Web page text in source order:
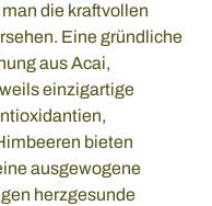
die kraftvollen
Eine gründliche
aus Acai,
einzigartige
bieten
ausgewogene
herzgesunde